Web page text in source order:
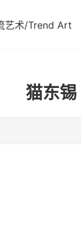
艺术/Trend Art
猫东锡